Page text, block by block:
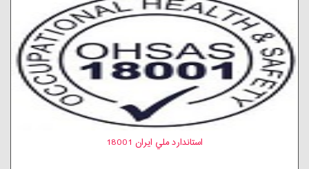
استاندارد ملي ايران 18001